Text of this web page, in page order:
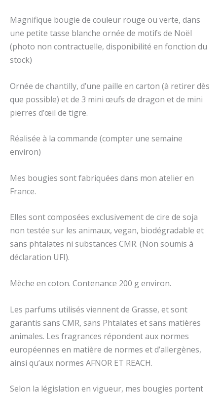
Magnifique bougie de couleur rouge ou verte, dans
une petite tasse blanche ornée de motifs de Noël
(photo non contractuelle, disponibilité en fonction du
stock)
Ornée de chantilly, d’une paille en carton (à retirer dès
que possible) et de 3 mini œufs de dragon et de mini
pierres d’œil de tigre.
Réalisée à la commande (compter une semaine
environ)
Mes bougies sont fabriquées dans mon atelier en
France.
Elles sont composées exclusivement de cire de soja
non testée sur les animaux, vegan, biodégradable et
sans phtalates ni substances CMR. (Non soumis à
déclaration UFI).
Mèche en coton. Contenance 200 g environ.
Les parfums utilisés viennent de Grasse, et sont
garantis sans CMR, sans Phtalates et sans matières
animales. Les fragrances répondent aux normes
européennes en matière de normes et d’allergènes,
ainsi qu’aux normes AFNOR ET REACH.
Selon la législation en vigueur, mes bougies portent